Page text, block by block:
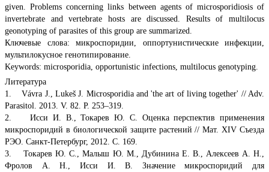
given. Problems concerning links between agents of microsporidiosis of
invertebrate and vertebrate hosts are discussed. Results of multilocus
geonotyping of parasites of this group are summarized.
Ключевые слова: микроспоридии, оппортунистические инфекции,
мультилокусное генотипирование.
Keywords: microsporidia, opportunistic infections, multilocus genotyping.
Литература
1. Vávra J., Lukeš J. Microsporidia and 'the art of living together' // Adv.
Parasitol. 2013. V. 82. P. 253–319.
2. Исси И. В., Токарев Ю. С. Оценка перспектив применения
микроспоридий в биологической защите растений // Мат. XIV Съезда
РЭО. Санкт-Петербург, 2012. С. 169.
3. Токарев Ю. С., Малыш Ю. М., Дубинина Е. В., Алексеев А. Н.,
Фролов А. Н., Исси И. В. Значение микроспоридий для